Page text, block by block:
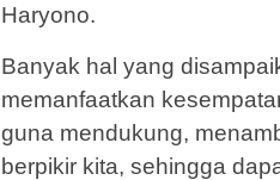
Haryono.
Banyak hal yang
memanfaatkan
guna mendukung,
berpikir kita, sehingga